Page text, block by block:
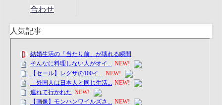
合わせ
人気記事